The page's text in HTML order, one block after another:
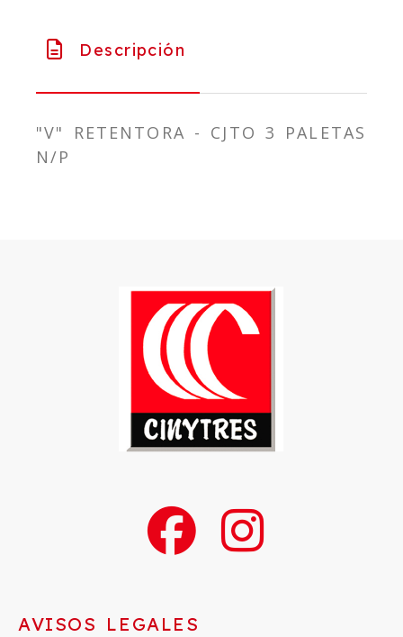
Descripción
"V" RETENTORA - CJTO 3 PALETAS
N/P
AVISOS LEGALES